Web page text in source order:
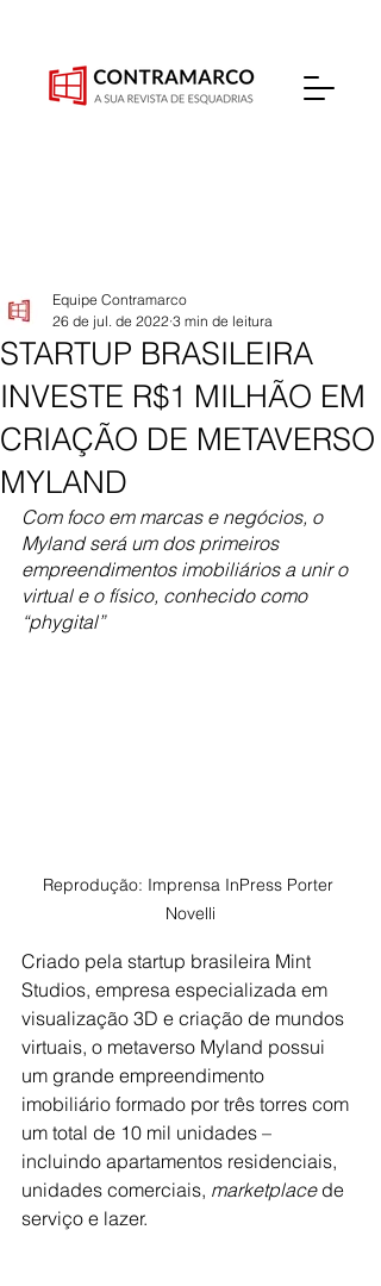
STARTUP BRASILEIRA
INVESTE R$1 MILHÃO EM
CRIAÇÃO DE METAVERSO
MYLAND
Equipe Contramarco
26 de jul. de 2022 3 min de leitura
Com foco em marcas e negócios, o
Myland será um dos primeiros
empreendimentos imobiliários a unir o
virtual e o físico, conhecido como
“phygital”
Reprodução: Imprensa InPress Porter
Novelli
Criado pela startup brasileira Mint
Studios, empresa especializada em
visualização 3D e criação de mundos
virtuais, o metaverso Myland possui
um grande empreendimento
imobiliário formado por três torres com
um total de 10 mil unidades –
incluindo apartamentos residenciais,
unidades comerciais, marketplace de
serviço e lazer.